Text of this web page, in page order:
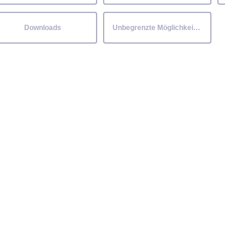
Downloads Unbegrenzte Möglichkeiten